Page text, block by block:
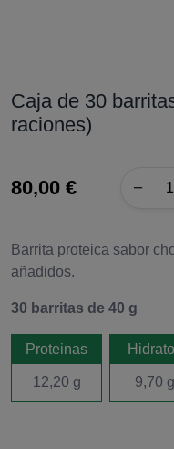
Caja de 30
raciones)
80,00 € −
Barrita proteica sabor
añadidos.
30 barritas de 40 g
Proteinas
12,20 g 9,70 g